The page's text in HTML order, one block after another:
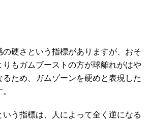
の硬さという指標がありますが、おそ
りもガムブーストの方が球離れがはや
るため、ガムゾーンを硬めと表現した
いう指標は、人によって全く逆になる